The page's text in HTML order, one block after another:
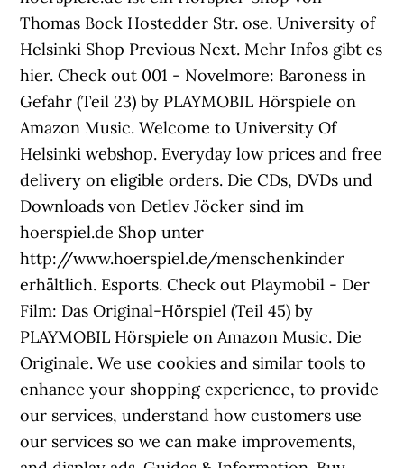
Thomas Bock Hostedder Str. ose. University of
Helsinki Shop Previous Next. Mehr Infos gibt es
hier. Check out 001 - Novelmore: Baroness in
Gefahr (Teil 23) by PLAYMOBIL Hörspiele on
Amazon Music. Welcome to University Of
Helsinki webshop. Everyday low prices and free
delivery on eligible orders. Die CDs, DVDs und
Downloads von Detlev Jöcker sind im
hoerspiel.de Shop unter
http://www.hoerspiel.de/menschenkinder
erhältlich. Esports. Check out Playmobil - Der
Film: Das Original-Hörspiel (Teil 45) by
PLAYMOBIL Hörspiele on Amazon Music. Die
Originale. We use cookies and similar tools to
enhance your shopping experience, to provide
our services, understand how customers use
our services so we can make improvements,